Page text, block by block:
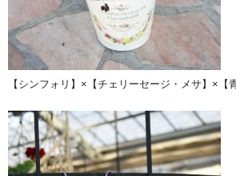
【シンフォリ】×【チェリーセージ・メサ】×【